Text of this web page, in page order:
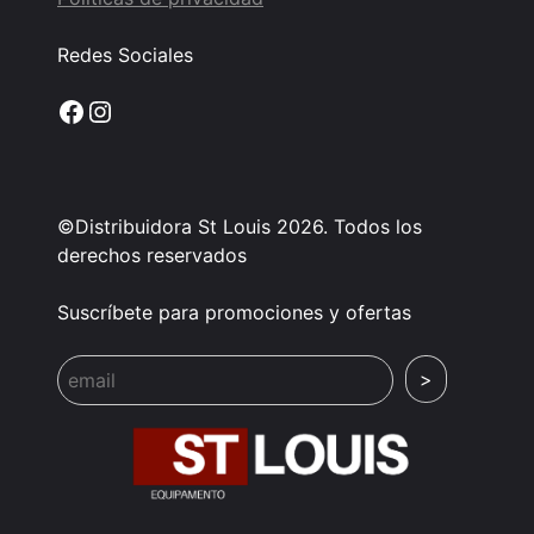
Redes Sociales
Facebook
Instagram
©Distribuidora St Louis 2026. Todos los
derechos reservados
Suscríbete para promociones y ofertas